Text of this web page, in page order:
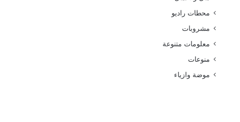
محطات راديو
مشروبات
معلومات متنوعة
منوعات
موضة وازياء